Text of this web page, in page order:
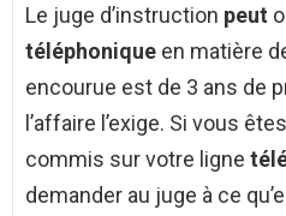
Le juge d’instruction peut
téléphonique en matière
encourue est de 3 ans de
l’affaire l’exige. Si vous
commis sur votre ligne
demander au juge à ce